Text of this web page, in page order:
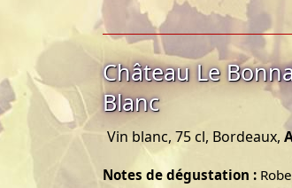
Château Le
Blanc
Vin blanc, 75 cl, Bordeaux,
Notes de dégustation :